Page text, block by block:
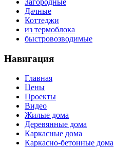
Дачные
Коттеджи
из термоблока
быстровозводимые
Навигация
Главная
Цены
Проекты
Видео
Жилые дома
Деревянные дома
Каркасные дома
Каркасно-бетонные дома